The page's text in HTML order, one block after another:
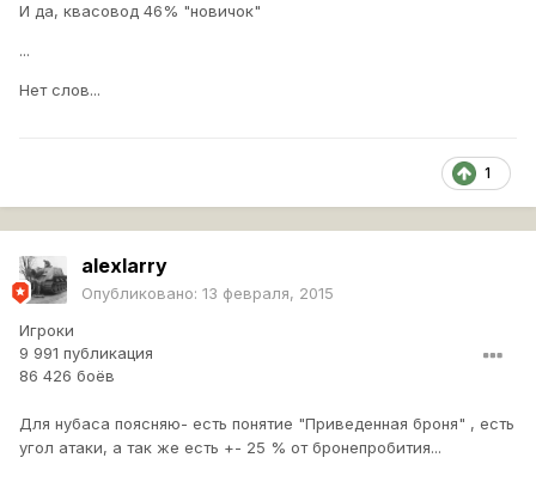
И да, квасовод 46% "новичок"
...
Нет слов...
1
alexlarry
Опубликовано: 13 февраля, 2015
Игроки
9 991 публикация
86 426 боёв
Для нубаса поясняю- есть понятие "Приведенная броня" , есть
угол атаки, а так же есть +- 25 % от бронепробития...